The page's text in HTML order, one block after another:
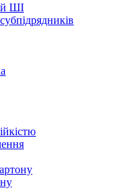
ШІ